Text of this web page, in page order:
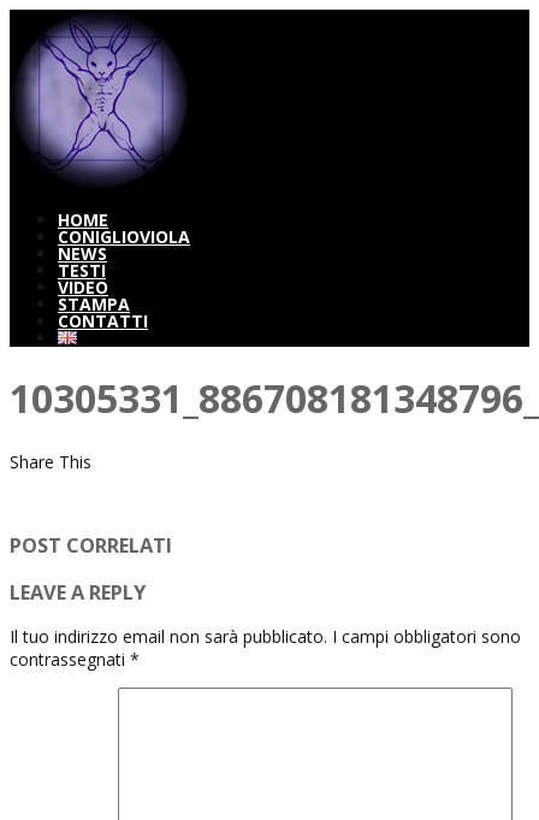
HOME
CONIGLIOVIOLA
NEWS
TESTI
VIDEO
STAMPA
CONTATTI
Share This
POST CORRELATI
LEAVE A REPLY
Il tuo indirizzo email non sarà pubblicato. I campi obbligatori sono
contrassegnati *